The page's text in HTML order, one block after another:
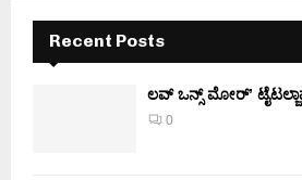
Recent Posts
ಲವ್ ಒನ್ಸ್ ಮೋರ್’
0